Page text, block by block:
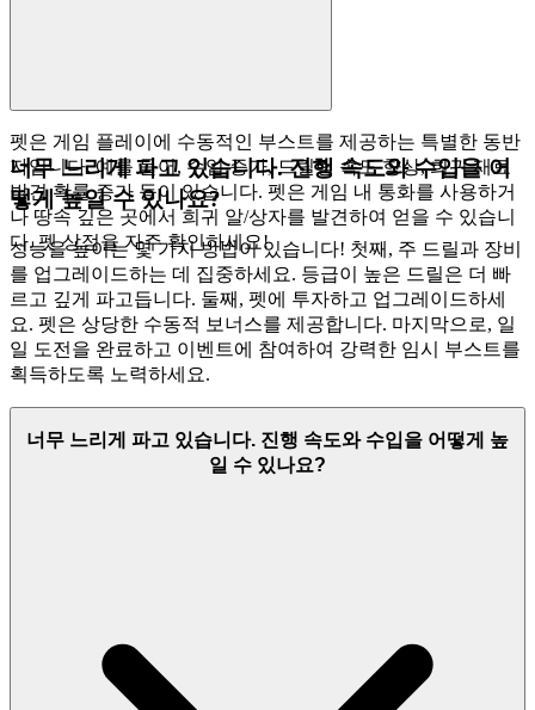
펫은 게임 플레이에 수동적인 부스트를 제공하는 특별한 동반
자입니다. 예를 들어, 수입 증가, 드릴링 속도 향상, 희귀 재료
발견 확률 증가 등이 있습니다. 펫은 게임 내 통화를 사용하거
나 땅속 깊은 곳에서 희귀 알/상자를 발견하여 얻을 수 있습니
다. 펫 상점을 자주 확인하세요!
너무 느리게 파고 있습니다. 진행 속도와 수입을 어
떻게 높일 수 있나요?
성능을 높이는 몇 가지 방법이 있습니다! 첫째, 주 드릴과 장비
를 업그레이드하는 데 집중하세요. 등급이 높은 드릴은 더 빠
르고 깊게 파고듭니다. 둘째, 펫에 투자하고 업그레이드하세
요. 펫은 상당한 수동적 보너스를 제공합니다. 마지막으로, 일
일 도전을 완료하고 이벤트에 참여하여 강력한 임시 부스트를
획득하도록 노력하세요.
너무 느리게 파고 있습니다. 진행 속도와 수입을 어떻게 높
일 수 있나요?